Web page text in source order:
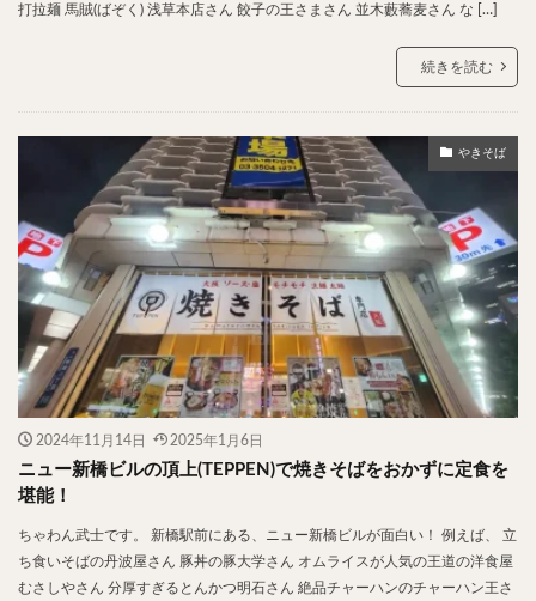
打拉麺 馬賊(ばぞく) 浅草本店さん 餃子の王さまさん 並木藪蕎麦さん な […]
続きを読む
やきそば
2024年11月14日 2025年1月6日
ニュー新橋ビルの頂上(TEPPEN)で焼きそばをおかずに定食を
堪能！
ちゃわん武士です。 新橋駅前にある、ニュー新橋ビルが面白い！ 例えば、 立
ち食いそばの丹波屋さん 豚丼の豚大学さん オムライスが人気の王道の洋食屋
むさしやさん 分厚すぎるとんかつ明石さん 絶品チャーハンのチャーハン王さ